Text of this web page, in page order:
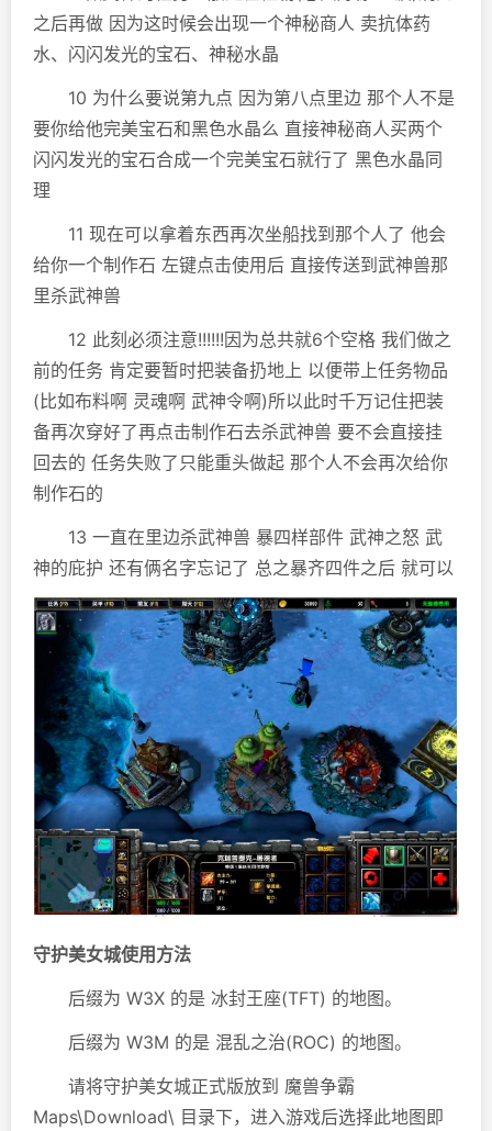
之后再做 因为这时候会出现一个神秘商人 卖抗体药
水、闪闪发光的宝石、神秘水晶
10 为什么要说第九点 因为第八点里边 那个人不是
要你给他完美宝石和黑色水晶么 直接神秘商人买两个
闪闪发光的宝石合成一个完美宝石就行了 黑色水晶同
理
11 现在可以拿着东西再次坐船找到那个人了 他会
给你一个制作石 左键点击使用后 直接传送到武神兽那
里杀武神兽
12 此刻必须注意!!!!!!因为总共就6个空格 我们做之
前的任务 肯定要暂时把装备扔地上 以便带上任务物品
(比如布料啊 灵魂啊 武神令啊)所以此时千万记住把装
备再次穿好了再点击制作石去杀武神兽 要不会直接挂
回去的 任务失败了只能重头做起 那个人不会再次给你
制作石的
13 一直在里边杀武神兽 暴四样部件 武神之怒 武
神的庇护 还有俩名字忘记了 总之暴齐四件之后 就可以
守护美女城使用方法
后缀为 W3X 的是 冰封王座(TFT) 的地图。
后缀为 W3M 的是 混乱之治(ROC) 的地图。
请将守护美女城正式版放到 魔兽争霸
Maps\Download\ 目录下，进入游戏后选择此地图即